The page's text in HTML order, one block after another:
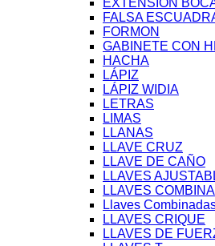
EXTENSION
FALSA
FORMON
GABINETE CON
HACHA
LÁPIZ
LÁPIZ WIDIA
LETRAS
LIMAS
LLANAS
LLAVE CRUZ
LLAVE DE CAÑO
LLAVES
LLAVES
Llaves
LLAVES CRIQUE
LLAVES DE